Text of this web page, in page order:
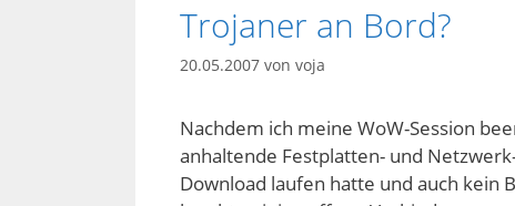
Trojaner an Bord?
20.05.2007 von voja
Nachdem ich meine WoW-Session
anhaltende Festplatten- und
Download laufen hatte und auch kein